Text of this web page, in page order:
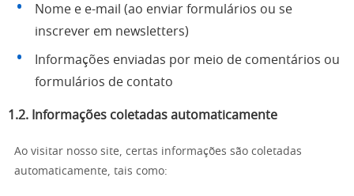
Nome e e-mail (ao enviar formulários ou se
inscrever em newsletters)
Informações enviadas por meio de comentários ou
formulários de contato
1.2. Informações coletadas automaticamente
Ao visitar nosso site, certas informações são coletadas
automaticamente, tais como: